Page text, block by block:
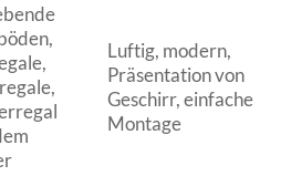
Luftig, modern,
Präsentation von
Geschirr, einfache
Montage